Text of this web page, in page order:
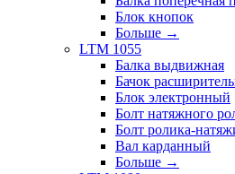
Блок кнопок
Больше →
LTM 1055
Балка выдвижная
Бачок
Блок электронный
Болт натяжного
Болт ролика-
Вал карданный
Больше →